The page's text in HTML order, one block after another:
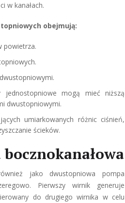
w kanałach.
obejmują:
powietrza.
mogą mieć niższą
dwustopniowymi.
umiarkowanych różnic ciśnień,
ścieków.
jako dwustopniowa pompa
Pierwszy wirnik generuje
do drugiego wirnika w celu